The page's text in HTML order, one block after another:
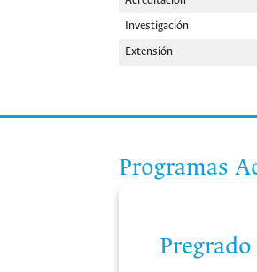
Investigación
Extensión
Programas